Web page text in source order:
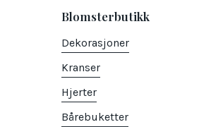
Blomsterbutikk
Dekorasjoner
Kranser
Hjerter
Bårebuketter